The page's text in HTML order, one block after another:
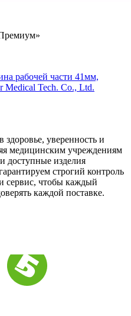
рабочей части 41мм,
Medical Tech. Co., Ltd.
уверенность и
медицинским учреждениям
доступные изделия
строгий контроль
сервис, чтобы каждый
каждой поставке.